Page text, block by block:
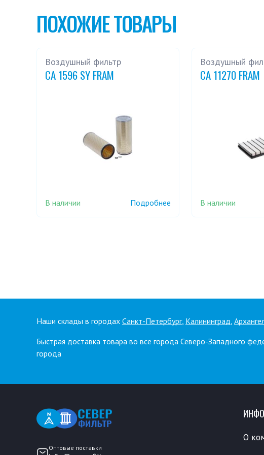
ПОХОЖИЕ ТОВАРЫ
Воздушный фильтр
CA 1596 SY FRAM
В наличии Подробнее
Воздушный
CA 11270 FRAM
В наличии
Наши склады в городах Санкт-Петербург, Калининград,
Быстрая доставка товара во все города Северо-Западного
города
Оптовые поставки
О